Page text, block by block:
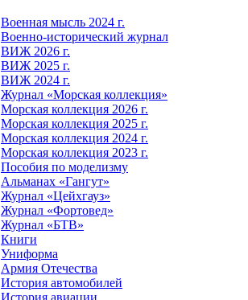
Военная мысль 2024 г.
Военно-исторический журнал
ВИЖ 2026 г.
ВИЖ 2025 г.
ВИЖ 2024 г.
Журнал «Морская коллекция»
Морская коллекция 2026 г.
Морская коллекция 2025 г.
Морская коллекция 2024 г.
Морская коллекция 2023 г.
Пособия по моделизму
Альманах «Гангут»
Журнал «Цейхгауз»
Журнал «Фортовед»
Журнал «БТВ»
Книги
Униформа
Армия Отечества
История автомобилей
История авиации